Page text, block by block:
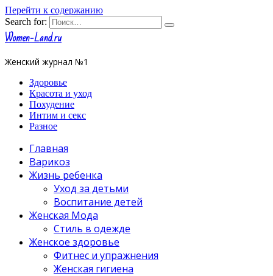
Перейти к содержанию
Search for:
Women-Land.ru
Женский журнал №1
Здоровье
Красота и уход
Похудение
Интим и секс
Разное
Главная
Варикоз
Жизнь ребенка
Уход за детьми
Воспитание детей
Женская Мода
Стиль в одежде
Женское здоровье
Фитнес и упражнения
Женская гигиена